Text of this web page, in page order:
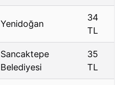
Yenidoğan
34
TL
Sancaktepe
Belediyesi
35
TL